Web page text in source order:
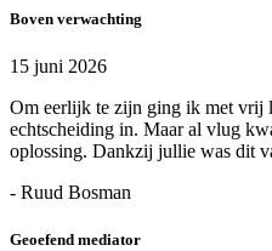
Boven verwachting
15 juni 2026
Om eerlijk te zijn ging ik met vrij
echtscheiding in. Maar al vlug
oplossing. Dankzij jullie was dit
- Ruud Bosman
Geoefend mediator